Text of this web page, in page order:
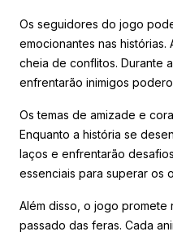
Os seguidores do jogo
emocionantes nas
cheia de conflitos. Durante
enfrentarão inimigos
Os temas de amizade e
Enquanto a história se
laços e enfrentarão
essenciais para superar os
Além disso, o jogo
passado das feras. Cada